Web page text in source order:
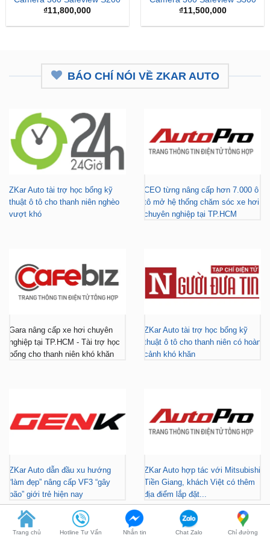
₫11,800,000
₫11,500,000
BÁO CHÍ NÓI VỀ ZKAR AUTO
ZKar Auto tài trợ học bổng kỹ
thuật ô tô cho thanh niên nghèo
vượt khó
CEO từng nâng cấp hơn 7.000 ô
tô mở hệ thống chăm sóc xe hơi
chuyên nghiệp tại TP.HCM
Gara nâng cấp xe hơi chuyên
nghiệp tại TP.HCM - Tài trợ học
bổng cho thanh niên khó khăn
ZKar Auto tài trợ học bổng kỹ
thuật ô tô cho thanh niên có hoàn
cảnh khó khăn
ZKar Auto dẫn đầu xu hướng
“làm đẹp” nâng cấp VF3 “gây
bão” giới trẻ hiện nay
ZKar Auto hợp tác với Mitsubishi
Tiền Giang, khách Việt có thêm
địa điểm lắp đặt...
Trang chủ Hotline Tư Vấn Nhắn tin Chat Zalo Chỉ đường